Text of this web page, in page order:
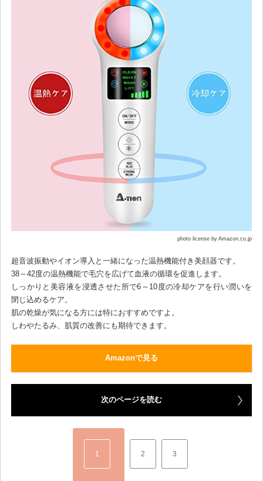
photo license by Amazon.co.jp
超音波振動やイオン導入と一緒になった温熱機能付き美顔器です。
38～42度の温熱機能で毛穴を広げて血液の循環を促進します。
しっかりと美容液を浸透させた所で6～10度の冷却ケアを行い潤いを
閉じ込めるケア。
肌の乾燥が気になる方には特におすすめですよ。
しわやたるみ、肌質の改善にも期待できます。
Amazonで見る
次のページを読む
1 2 3